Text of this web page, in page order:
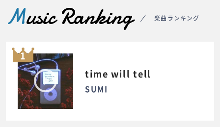
Music Ranking 楽曲ランキング
1
time will tell
SUMI